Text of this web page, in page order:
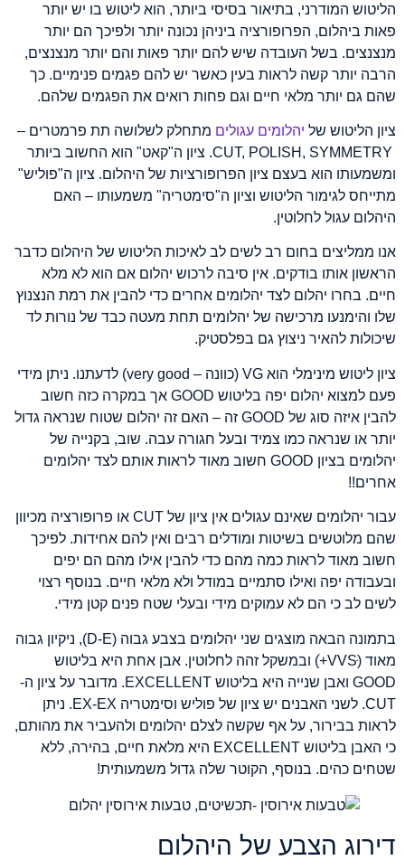
הליטוש המודרני, בתיאור בסיסי ביותר, הוא ליטוש בו יש יותר
פאות ביהלום, הפרופורציה ביניהן נכונה יותר ולפיכך הם יותר
מנצנצים. בשל העובדה שיש להם יותר פאות והם יותר מנצנצים,
הרבה יותר קשה לראות בעין כאשר יש להם פגמים פנימיים. כך
שהם גם יותר מלאי חיים וגם פחות רואים את הפגמים שלהם.
ציון הליטוש של יהלומים עגולים מתחלק לשלושה תת פרמטרים –
CUT, POLISH, SYMMETRY. ציון ה"קאט" הוא החשוב ביותר
ומשמעותו הוא בעצם ציון הפרופורציות של היהלום. ציון ה"פוליש"
מתייחס לגימור הליטוש וציון ה"סימטריה" משמעותו – האם
היהלום עגול לחלוטין.
אנו ממליצים בחום רב לשים לב לאיכות הליטוש של היהלום כדבר
הראשון אותו בודקים. אין סיבה לרכוש יהלום אם הוא לא מלא
חיים. בחרו יהלום לצד יהלומים אחרים כדי להבין את רמת הנצנוץ
שלו והימנעו מרכישה של יהלומים תחת מעטה כבד של נורות לד
שיכולות להאיר ניצוץ גם בפלסטיק.
ציון ליטוש מינימלי הוא VG (כוונה – very good) לדעתנו. ניתן מידי
פעם למצוא יהלום יפה בליטוש GOOD אך במקרה כזה חשוב
להבין איזה סוג של GOOD זה – האם זה יהלום שטוח שנראה גדול
יותר או שנראה כמו צמיד ובעל חגורה עבה. שוב, בקנייה של
יהלומים בציון GOOD חשוב מאוד לראות אותם לצד יהלומים
אחרים!!
עבור יהלומים שאינם עגולים אין ציון של CUT או פרופורציה מכיוון
שהם מלוטשים בשיטות ומודלים רבים ואין להם אחידות. לפיכך
חשוב מאוד לראות כמה מהם כדי להבין אילו מהם הם יפים
ובעבודה יפה ואילו סתמיים במודל ולא מלאי חיים. בנוסף רצוי
לשים לב כי הם לא עמוקים מידי ובעלי שטח פנים קטן מידי.
בתמונה הבאה מוצגים שני יהלומים בצבע גבוה (D-E), ניקיון גבוה
מאוד (VVSּּ+ׂ) ובמשקל זהה לחלוטין. אבן אחת היא בליטוש
GOOD ואבן שנייה היא בליטוש EXCELLENT. מדובר על ציון ה-
CUT. לשני האבנים יש ציון של פוליש וסימטריה EX-EX. ניתן
לראות בבירור, על אף שקשה לצלם יהלומים ולהעביר את מהותם,
כי האבן בליטוש EXCELLENT היא מלאת חיים, בהירה, ללא
שטחים כהים. בנוסף, הקוטר שלה גדול משמעותית!
דירוג הצבע של היהלום